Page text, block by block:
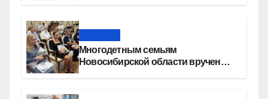
Многодетным семьям
Новосибирской области вручены